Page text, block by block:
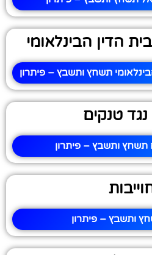
הדין הבינלאומי
תשחץ ותשבץ – פיתרון
טנקים
תשחץ ותשבץ – פיתרון
ותשבץ – פיתרון